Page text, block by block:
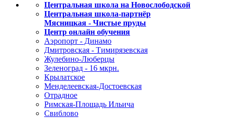
Центральная школа на Новослободской
Центральная школа-партнёр
Мясницкая - Чистые пруды
Центр онлайн обучения
Аэропорт - Динамо
Дмитровская - Тимирязевская
Жулебино-Люберцы
Зеленоград - 16 мкрн.
Крылатское
Менделеевская-Достоевская
Отрадное
Римская-Площадь Ильича
Свиблово